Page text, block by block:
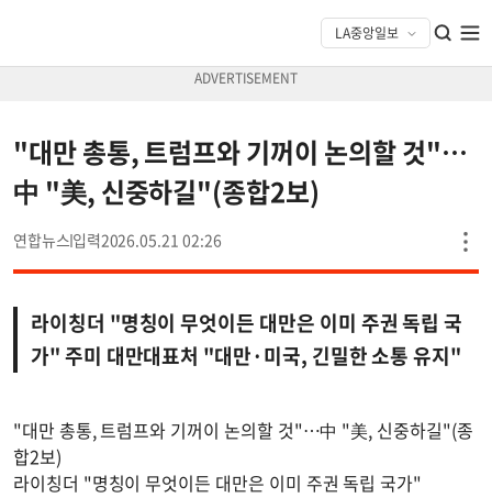
"대만 총통, 트럼프와 기꺼이 논의할 것"…
中 "美, 신중하길"(종합2보)
연합뉴스 2026.05.21 02:26
라이칭더 "명칭이 무엇이든 대만은 이미 주권 독립 국
가" 주미 대만대표처 "대만·미국, 긴밀한 소통 유지"
"대만 총통, 트럼프와 기꺼이 논의할 것"…中 "美, 신중하길"(종
합2보)
라이칭더 "명칭이 무엇이든 대만은 이미 주권 독립 국가"